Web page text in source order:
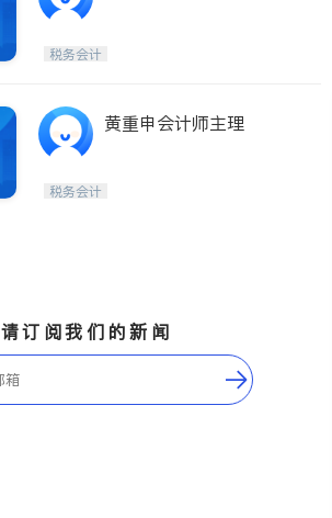
税务会计
黄重申会计师主理
税务会计
请订阅我们的新闻